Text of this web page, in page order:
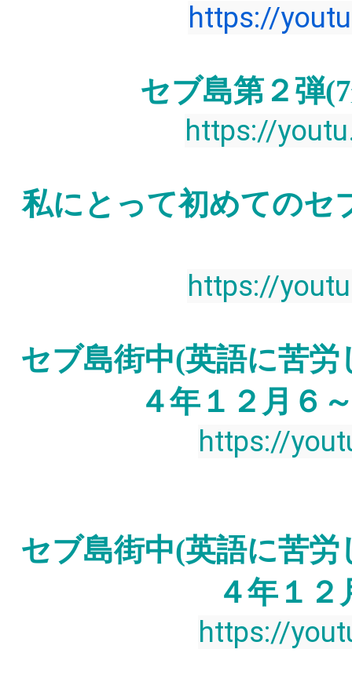
https://
セブ島第２弾
https://
私にとって初めてのセ
https://
セブ島街中(英語に苦
４年１２月６
https://
セブ島街中(英語に苦
４年１
https://